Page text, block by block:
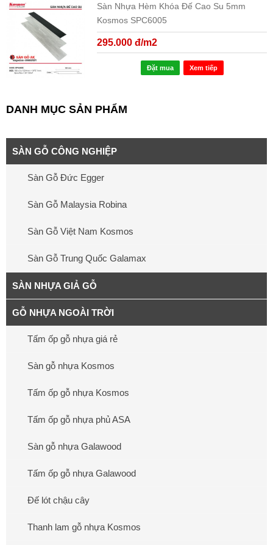
Sàn Nhựa Hèm Khóa Đế Cao Su 5mm
Kosmos SPC6005
295.000 đ/m2
Đặt mua Xem tiếp
DANH MỤC SẢN PHẨM
SÀN GỖ CÔNG NGHIỆP
Sàn Gỗ Đức Egger
Sàn Gỗ Malaysia Robina
Sàn Gỗ Việt Nam Kosmos
Sàn Gỗ Trung Quốc Galamax
SÀN NHỰA GIẢ GỖ
GỖ NHỰA NGOÀI TRỜI
Tấm ốp gỗ nhựa giá rẻ
Sàn gỗ nhựa Kosmos
Tấm ốp gỗ nhựa Kosmos
Tấm ốp gỗ nhựa phủ ASA
Sàn gỗ nhựa Galawood
Tấm ốp gỗ nhựa Galawood
Đế lót chậu cây
Thanh lam gỗ nhựa Kosmos